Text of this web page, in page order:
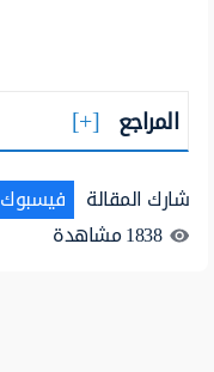
المراجع
شارك المقالة فيسبوك
1838مشاهدة